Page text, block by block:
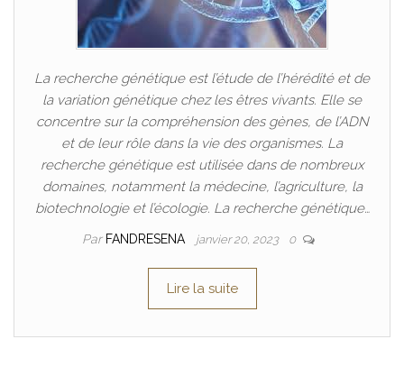
La recherche génétique est l’étude de l’hérédité et de
la variation génétique chez les êtres vivants. Elle se
concentre sur la compréhension des gènes, de l’ADN
et de leur rôle dans la vie des organismes. La
recherche génétique est utilisée dans de nombreux
domaines, notamment la médecine, l’agriculture, la
biotechnologie et l’écologie. La recherche génétique…
Par FANDRESENA janvier 20, 2023 0
Lire la suite